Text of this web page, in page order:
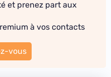
et prenez part aux
à vos contacts
vous